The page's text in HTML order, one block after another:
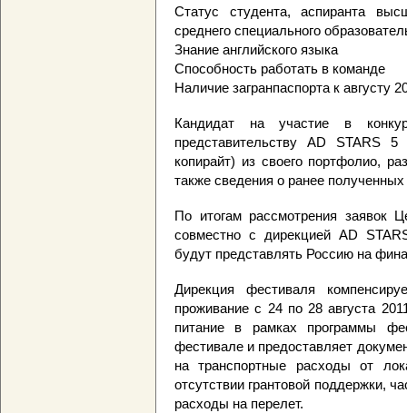
Статус студента, аспиранта
среднего специального
Знание английского языка
Способность работать в команде
Наличие загранпаспорта к августу
Кандидат на участие в
представительству AD STARS
копирайт) из своего портфолио,
также сведения о ранее
По итогам рассмотрения заявок
совместно с дирекцией AD
будут представлять Россию на
Дирекция фестиваля
проживание с 24 по 28 августа
питание в рамках программы
фестивале и предоставляет
на транспортные расходы от
отсутствии грантовой поддержки,
расходы на перелет.